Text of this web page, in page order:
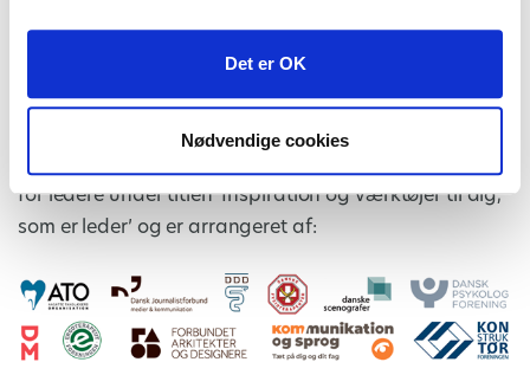
Det er OK
Nødvendige cookies
Arrangør:Arrangementet er en del af rækken af
samarbejdet omkring arrangementer
for ledere under titlen ‘Inspiration og værktøjer til dig,
som er leder’ og er arrangeret af: